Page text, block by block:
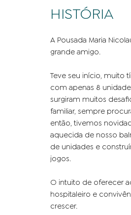
HISTÓRIA
A Pousada Maria
grande amigo.
Teve seu iní­cio, muito
com apenas 8
surgiram muitos
familiar, sempre
então, tivemos
aquecida de nosso
de unidades e
jogos.
O intuito de oferecer
hospitaleiro e
crescer.